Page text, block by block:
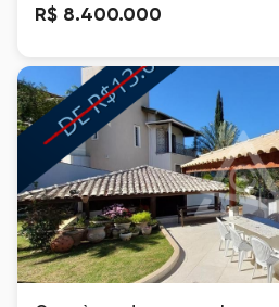
R$ 8.400.000